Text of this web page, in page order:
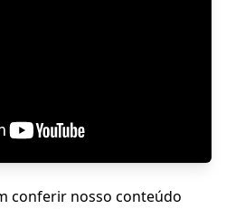
conferir nosso conteúdo